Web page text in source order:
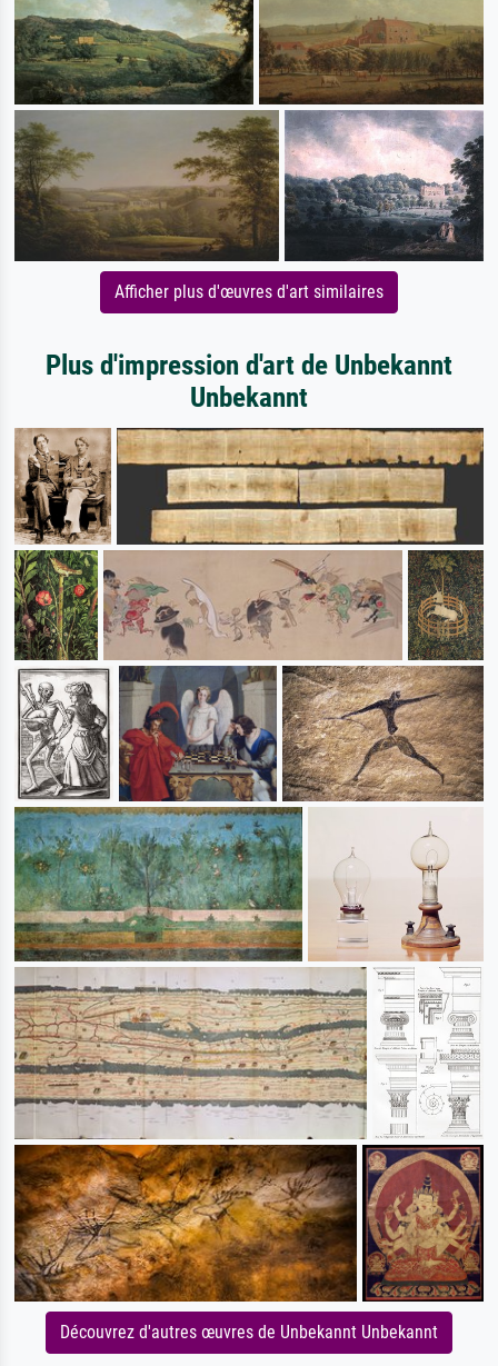
Afficher plus d'œuvres d'art similaires
Plus d'impression d'art de Unbekannt
Unbekannt
Découvrez d'autres œuvres de Unbekannt Unbekannt